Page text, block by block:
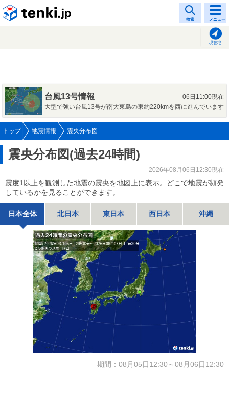
検索 メニュー
現在地
台風13号情報
06日11:00現在
大型で強い台風13号が南大東島の東約220kmを西に進んでいます
トップ 地震情報 震央分布図
震央分布図(過去24時間)
2026年08月06日12:30現在
震度1以上を観測した地震の震央を地図上に表示。どこで地震が頻発
しているかを見ることができます。
日本全体 北日本 東日本 西日本 沖縄
期間：08月05日12:30～08月06日12:30